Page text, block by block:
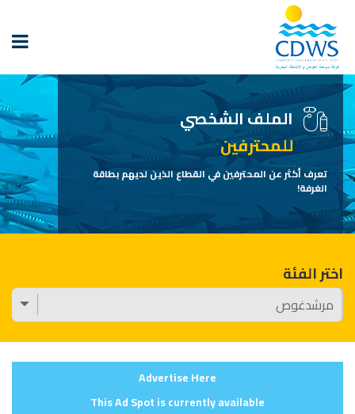
الملف الشخصي
للمحترفين
تعرف أكثر عن المحترفين في القطاع الذين لديهم بطاقة
الغرفة!
اختر الفئة
Advertise Here
This Ad Spot is currently available